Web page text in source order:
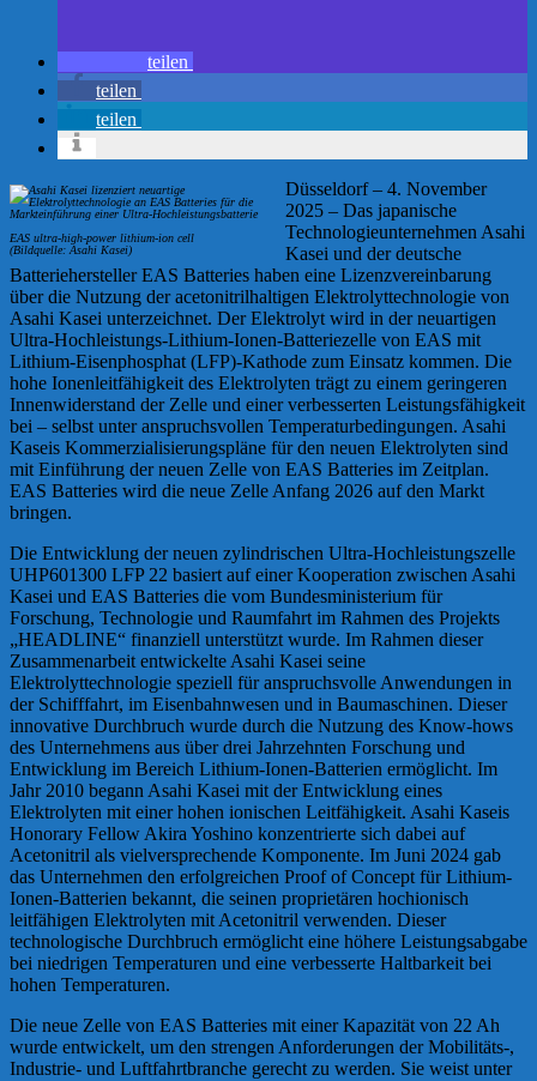
teilen
teilen
teilen
EAS ultra-high-power lithium-ion cell
(Bildquelle: Asahi Kasei)
Düsseldorf – 4. November
2025 – Das japanische
Technologieunternehmen Asahi
Kasei und der deutsche
Batteriehersteller EAS Batteries haben eine Lizenzvereinbarung
über die Nutzung der acetonitrilhaltigen Elektrolyttechnologie von
Asahi Kasei unterzeichnet. Der Elektrolyt wird in der neuartigen
Ultra-Hochleistungs-Lithium-Ionen-Batteriezelle von EAS mit
Lithium-Eisenphosphat (LFP)-Kathode zum Einsatz kommen. Die
hohe Ionenleitfähigkeit des Elektrolyten trägt zu einem geringeren
Innenwiderstand der Zelle und einer verbesserten Leistungsfähigkeit
bei – selbst unter anspruchsvollen Temperaturbedingungen. Asahi
Kaseis Kommerzialisierungspläne für den neuen Elektrolyten sind
mit Einführung der neuen Zelle von EAS Batteries im Zeitplan.
EAS Batteries wird die neue Zelle Anfang 2026 auf den Markt
bringen.
Die Entwicklung der neuen zylindrischen Ultra-Hochleistungszelle
UHP601300 LFP 22 basiert auf einer Kooperation zwischen Asahi
Kasei und EAS Batteries die vom Bundesministerium für
Forschung, Technologie und Raumfahrt im Rahmen des Projekts
„HEADLINE“ finanziell unterstützt wurde. Im Rahmen dieser
Zusammenarbeit entwickelte Asahi Kasei seine
Elektrolyttechnologie speziell für anspruchsvolle Anwendungen in
der Schifffahrt, im Eisenbahnwesen und in Baumaschinen. Dieser
innovative Durchbruch wurde durch die Nutzung des Know-hows
des Unternehmens aus über drei Jahrzehnten Forschung und
Entwicklung im Bereich Lithium-Ionen-Batterien ermöglicht. Im
Jahr 2010 begann Asahi Kasei mit der Entwicklung eines
Elektrolyten mit einer hohen ionischen Leitfähigkeit. Asahi Kaseis
Honorary Fellow Akira Yoshino konzentrierte sich dabei auf
Acetonitril als vielversprechende Komponente. Im Juni 2024 gab
das Unternehmen den erfolgreichen Proof of Concept für Lithium-
Ionen-Batterien bekannt, die seinen proprietären hochionisch
leitfähigen Elektrolyten mit Acetonitril verwenden. Dieser
technologische Durchbruch ermöglicht eine höhere Leistungsabgabe
bei niedrigen Temperaturen und eine verbesserte Haltbarkeit bei
hohen Temperaturen.
Die neue Zelle von EAS Batteries mit einer Kapazität von 22 Ah
wurde entwickelt, um den strengen Anforderungen der Mobilitäts-,
Industrie- und Luftfahrtbranche gerecht zu werden. Sie weist unter